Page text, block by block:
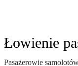
Łowienie
Pasażerowie